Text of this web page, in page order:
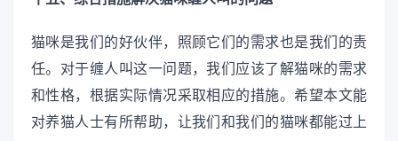
猫咪是我们的好伙伴，照顾它们的需求也是我们的责
任。对于缠人叫这一问题，我们应该了解猫咪的需求
和性格，根据实际情况采取相应的措施。希望本文能
对养猫人士有所帮助，让我们和我们的猫咪都能过上